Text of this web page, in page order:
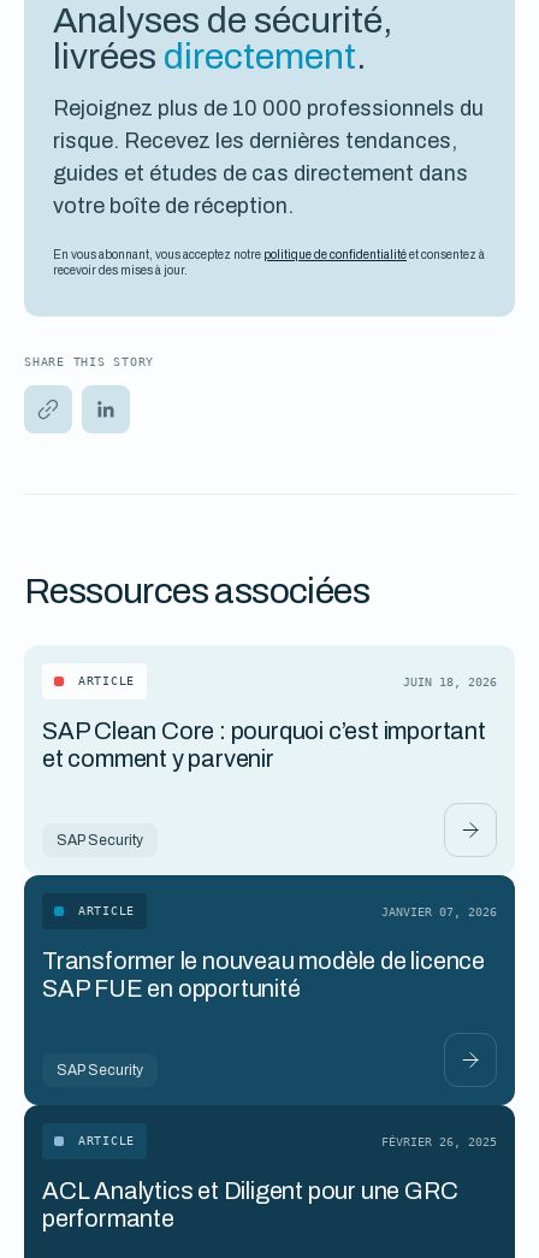
Analyses de sécurité,
livrées directement.
Rejoignez plus de 10 000 professionnels du
risque. Recevez les dernières tendances,
guides et études de cas directement dans
votre boîte de réception.
En vous abonnant, vous acceptez notre politique de confidentialitéet consentez à
recevoir des mises à jour.
SHARE THIS STORY
Ressources associées
ARTICLE JUIN 18, 2026
SAP Clean Core : pourquoi c’est important
et comment y parvenir
SAP Security
ARTICLE JANVIER 07, 2026
Transformer le nouveau modèle de licence
SAP FUE en opportunité
SAP Security
ARTICLE FÉVRIER 26, 2025
ACL Analytics et Diligent pour une GRC
performante